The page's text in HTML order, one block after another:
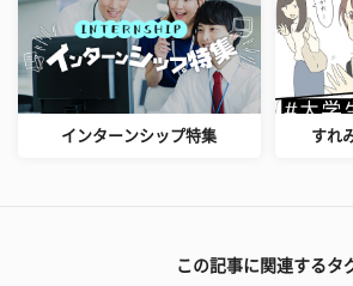
インターンシップ特集 すれ
この記事に関連するタ